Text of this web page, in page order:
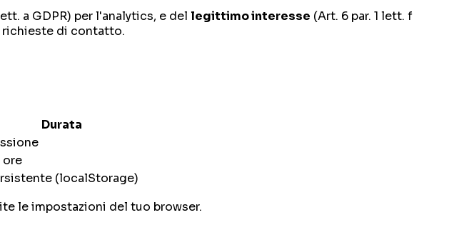
a GDPR) per l'analytics, e del legittimo interesse (Art. 6 par. 1 lett. f
richieste di contatto.
Durata
ore
(localStorage)
le impostazioni del tuo browser.